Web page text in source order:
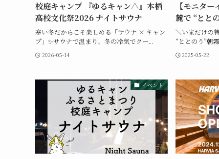
校庭キャンプ 『ゆるキャン△』本栖
高校文化祭2026 ナイトサウナ
寒い冬だからこそ楽しめる「サウナ × キャン
プ」✨サウナで温まり、冬の冷気でクー...
2026-05-14
【モニタ
麓で “とと
＼いまだけの
“ととのう”朝
2025-05-22
イベント